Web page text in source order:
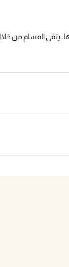
ينقي المسام من